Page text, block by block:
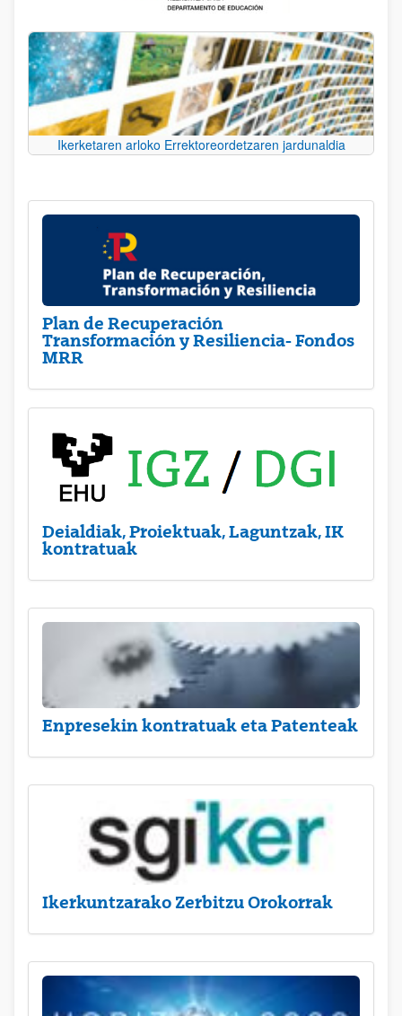
Ikerketaren arloko Errektoreordetzaren jardunaldia
Plan de Recuperación
Transformación y Resiliencia- Fondos
MRR
Deialdiak, Proiektuak, Laguntzak, IK
kontratuak
Enpresekin kontratuak eta Patenteak
Ikerkuntzarako Zerbitzu Orokorrak